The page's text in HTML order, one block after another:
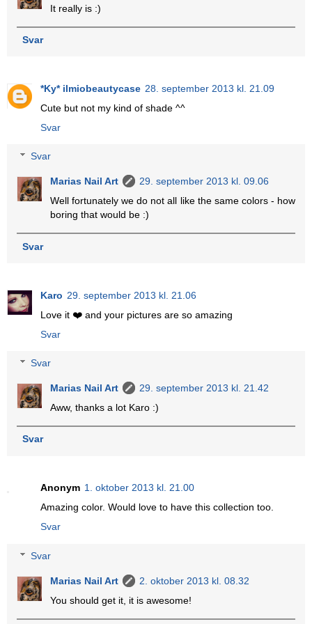
It really is :)
Svar
*Ky* ilmiobeautycase 28. september 2013 kl. 21.09
Cute but not my kind of shade ^^
Svar
Svar
Marias Nail Art
29. september 2013 kl. 09.06
Well fortunately we do not all like the same colors - how
boring that would be :)
Svar
Karo 29. september 2013 kl. 21.06
Love it ❤️ and your pictures are so amazing
Svar
Svar
Marias Nail Art
29. september 2013 kl. 21.42
Aww, thanks a lot Karo :)
Svar
Anonym 1. oktober 2013 kl. 21.00
Amazing color. Would love to have this collection too.
Svar
Svar
Marias Nail Art
2. oktober 2013 kl. 08.32
You should get it, it is awesome!